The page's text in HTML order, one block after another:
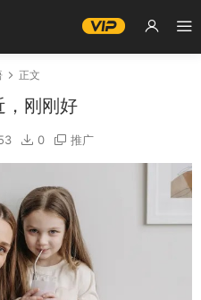
正文
，刚刚好
0 推广